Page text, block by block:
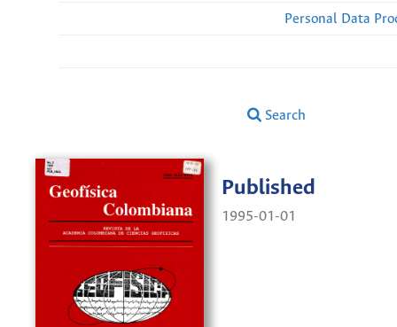
Personal Data
Search
Published
1995-01-01